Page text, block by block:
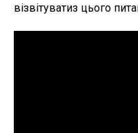
візвітуватиз цього